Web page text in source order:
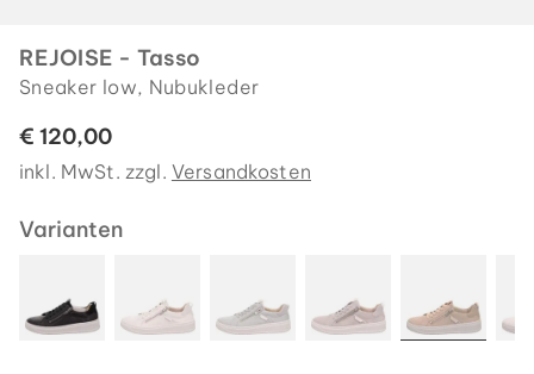
REJOISE - Tasso
Sneaker low, Nubukleder
€ 120,00
inkl. MwSt. zzgl. Versandkosten
Varianten